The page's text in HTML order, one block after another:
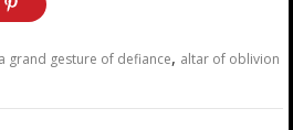
grand gesture of defiance, altar of oblivion